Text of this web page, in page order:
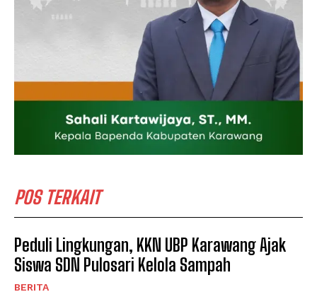
POS TERKAIT
Peduli Lingkungan, KKN UBP Karawang Ajak
Siswa SDN Pulosari Kelola Sampah
BERITA